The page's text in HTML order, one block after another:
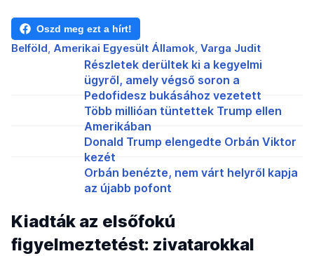
Oszd meg ezt a hírt!
Belföld Amerikai Egyesült Államok Varga Judit
Részletek derültek ki a kegyelmi
ügyről, amely végső soron a
Pedofidesz bukásához vezetett
Több millióan tüntettek Trump ellen
Amerikában
Donald Trump elengedte Orbán Viktor
kezét
Orbán benézte, nem várt helyről kapja
az újabb pofont
Kiadták az elsőfokú
figyelmeztetést: zivatarokkal